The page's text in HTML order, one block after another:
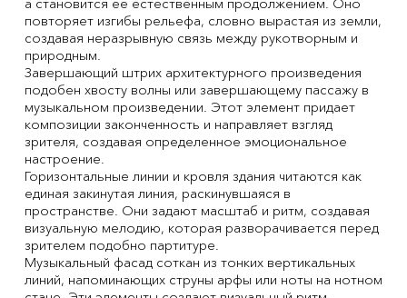
повторяет изгибы рельефа, словно вырастая из земли,
создавая неразрывную связь между рукотворным и
природным.
Завершающий штрих архитектурного произведения
подобен хвосту волны или завершающему пассажу в
музыкальном произведении. Этот элемент придает
композиции законченность и направляет взгляд
зрителя, создавая определенное эмоциональное
настроение.
Горизонтальные линии и кровля здания читаются как
единая закинутая линия, раскинувшаяся в
пространстве. Они задают масштаб и ритм, создавая
визуальную мелодию, которая разворачивается перед
зрителем подобно партитуре.
Музыкальный фасад соткан из тонких вертикальных
линий, напоминающих струны арфы или ноты на нотном